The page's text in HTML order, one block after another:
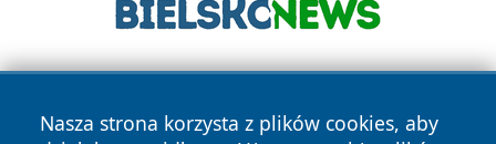
Nasza strona korzysta z plików cookies, aby